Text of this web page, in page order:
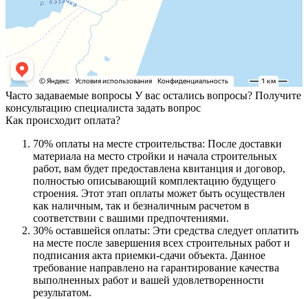
Часто задаваемые вопросы У вас остались вопросы? Получите
консультацию специалиста задать вопрос
Как происходит оплата?
70% оплаты на месте строительства: После доставки
материала на место стройки и начала строительных
работ, вам будет предоставлена квитанция и договор,
полностью описывающий комплектацию будущего
строения. Этот этап оплаты может быть осуществлен
как наличным, так и безналичным расчетом в
соответствии с вашими предпочтениями.
30% оставшейся оплаты: Эти средства следует оплатить
на месте после завершения всех строительных работ и
подписания акта приемки-сдачи объекта. Данное
требование направлено на гарантирование качества
выполненных работ и вашей удовлетворенности
результатом.